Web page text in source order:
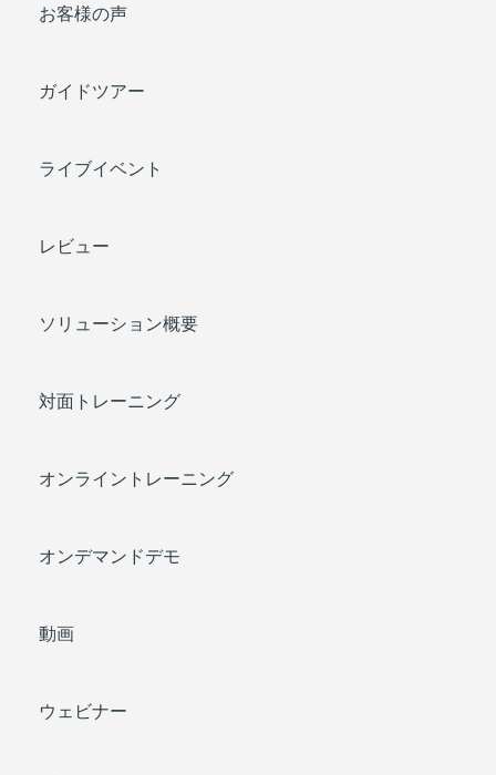
お客様の声
ガイドツアー
ライブイベント
レビュー
ソリューション概要
対面トレーニング
オンライントレーニング
オンデマンドデモ
動画
ウェビナー